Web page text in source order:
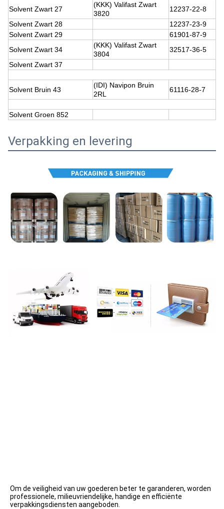
Solvent Zwart 27
(KKK) Valifast Zwart
3820
12237-22-8
Solvent Zwart 28
12237-23-9
Solvent Zwart 29
61901-87-9
Solvent Zwart 34
(KKK) Valifast Zwart
3804
32517-36-5
Solvent Zwart 37
Solvent Bruin 43
(IDI) Navipon Bruin
2RL
61116-28-7
Solvent Groen 852
Verpakking en levering
Om de veiligheid van uw goederen beter te garanderen, worden
professionele, milieuvriendelijke, handige en efficiënte
verpakkingsdiensten aangeboden.